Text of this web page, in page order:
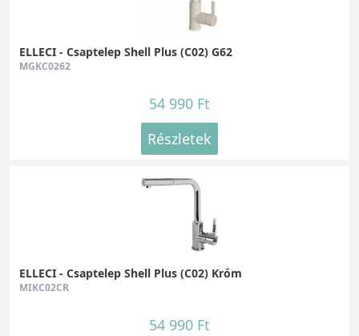
ELLECI - Csaptelep Shell Plus (C02) G62
MGKC0262
54 990 Ft
Részletek
ELLECI - Csaptelep Shell Plus (C02) Króm
MIKC02CR
54 990 Ft